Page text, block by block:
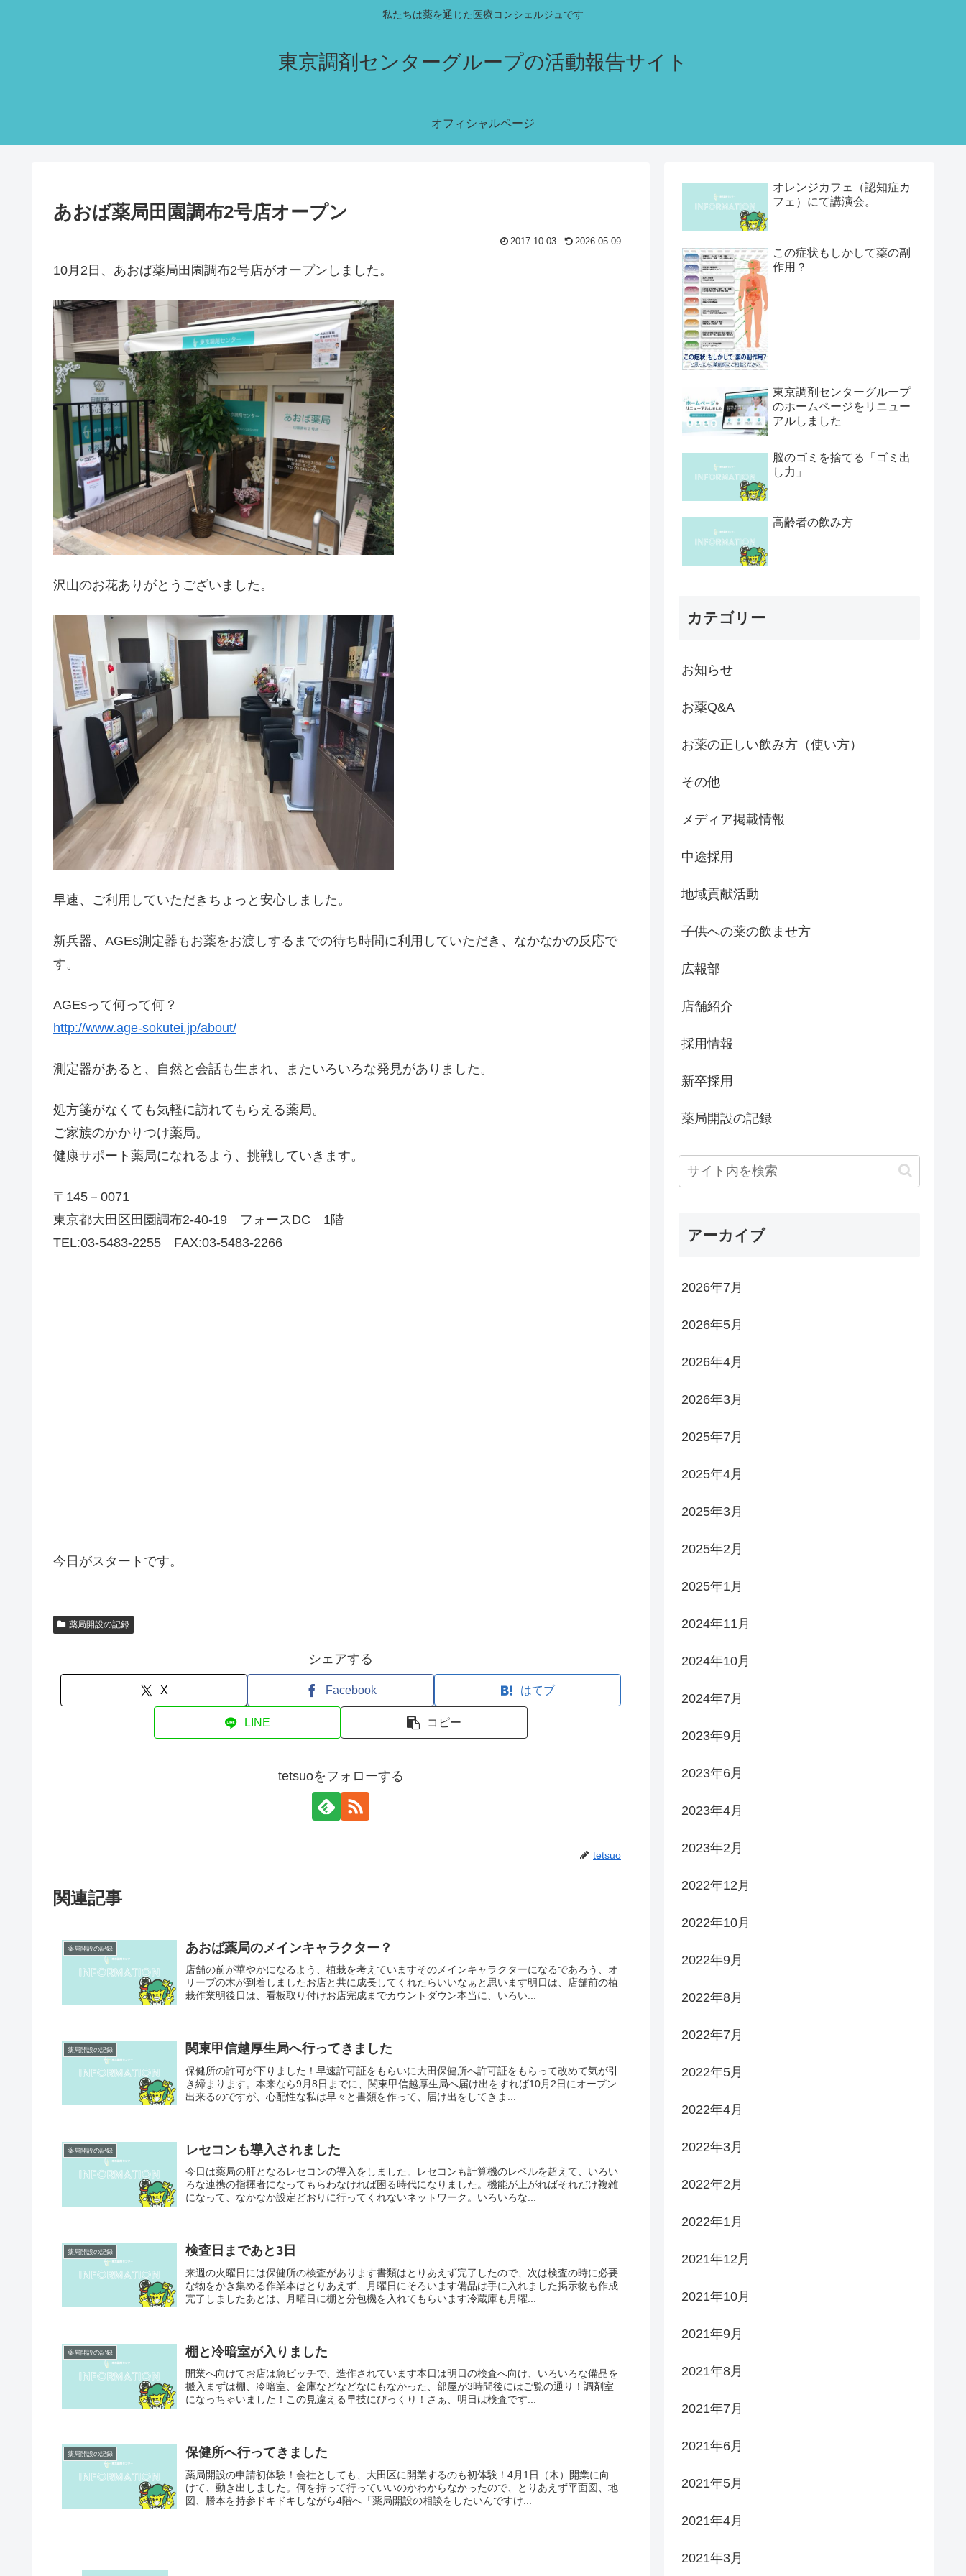
私たちは薬を通じた医療コンシェルジュです
東京調剤センターグループの活動報告サイト
オフィシャルページ
あおば薬局田園調布2号店オープン
2017.10.03 2026.05.09
10月2日、あおば薬局田園調布2号店がオープンしました。
沢山のお花ありがとうございました。
早速、ご利用していただきちょっと安心しました。
新兵器、AGEs測定器もお薬をお渡しするまでの待ち時間に利用していただき、なかなかの反応で
す。
AGEsって何って何？
http://www.age-sokutei.jp/about/
測定器があると、自然と会話も生まれ、またいろいろな発見がありました。
処方箋がなくても気軽に訪れてもらえる薬局。
ご家族のかかりつけ薬局。
健康サポート薬局になれるよう、挑戦していきます。
〒145－0071
東京都大田区田園調布2-40-19 フォースDC 1階
TEL:03-5483-2255 FAX:03-5483-2266
今日がスタートです。
薬局開設の記録
シェアする
X Facebook はてブ
LINE コピー
tetsuoをフォローする
tetsuo
関連記事
薬局開設の記録 あおば薬局のメインキャラクター？
店舗の前が華やかになるよう、植栽を考えていますそのメインキャラクターになるであろう、オ
リーブの木が到着しましたお店と共に成長してくれたらいいなぁと思います明日は、店舗前の植
栽作業明後日は、看板取り付けお店完成までカウントダウン本当に、いろい...
薬局開設の記録 関東甲信越厚生局へ行ってきました
保健所の許可が下りました！早速許可証をもらいに大田保健所へ許可証をもらって改めて気が引
き締まります。本来なら9月8日までに、関東甲信越厚生局へ届け出をすれば10月2日にオープン
出来るのですが、心配性な私は早々と書類を作って、届け出をしてきま...
薬局開設の記録 レセコンも導入されました
今日は薬局の肝となるレセコンの導入をしました。レセコンも計算機のレベルを超えて、いろい
ろな連携の指揮者になってもらわなければ困る時代になりました。機能が上がればそれだけ複雑
になって、なかなか設定どおりに行ってくれないネットワーク。いろいろな...
薬局開設の記録 検査日まであと3日
来週の火曜日には保健所の検査があります書類はとりあえず完了したので、次は検査の時に必要
な物をかき集める作業本はとりあえず、月曜日にそろいます備品は手に入れました掲示物も作成
完了しましたあとは、月曜日に棚と分包機を入れてもらいます冷蔵庫も月曜...
薬局開設の記録 棚と冷暗室が入りました
開業へ向けてお店は急ピッチで、造作されています本日は明日の検査へ向け、いろいろな備品を
搬入まずは棚、冷暗室、金庫などなどなにもなかった、部屋が3時間後にはご覧の通り！調剤室
になっちゃいました！この見違える早技にびっくり！さぁ、明日は検査です...
薬局開設の記録 保健所へ行ってきました
薬局開設の申請初体験！会社としても、大田区に開業するのも初体験！4月1日（木）開業に向
けて、動き出しました。何を持って行っていいのかわからなかったので、とりあえず平面図、地
図、謄本を持参ドキドキしながら4階へ「薬局開設の相談をしたいんですけ...
オレンジカフェ（認知症カ
フェ）にて講演会。
この症状もしかして薬の副
作用？
東京調剤センターグループ
のホームページをリニュー
アルしました
脳のゴミを捨てる「ゴミ出
し力」
高齢者の飲み方
カテゴリー
お知らせ
お薬Q&A
お薬の正しい飲み方（使い方）
その他
メディア掲載情報
中途採用
地域貢献活動
子供への薬の飲ませ方
広報部
店舗紹介
採用情報
新卒採用
薬局開設の記録
アーカイブ
2026年7月
2026年5月
2026年4月
2026年3月
2025年7月
2025年4月
2025年3月
2025年2月
2025年1月
2024年11月
2024年10月
2024年7月
2023年9月
2023年6月
2023年4月
2023年2月
2022年12月
2022年10月
2022年9月
2022年8月
2022年7月
2022年5月
2022年4月
2022年3月
2022年2月
2022年1月
2021年12月
2021年10月
2021年9月
2021年8月
2021年7月
2021年6月
2021年5月
2021年4月
2021年3月